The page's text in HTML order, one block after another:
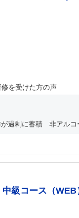
修を受けた方の声
が過剰に蓄積 非アル
級コース（WEB